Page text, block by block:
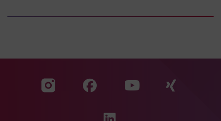
Zu unserer Facebook
Zu